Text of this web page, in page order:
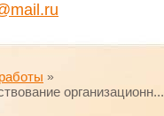
организационн...